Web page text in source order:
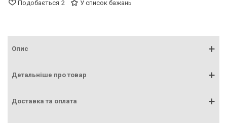
Подобається 2 У список бажань
Опис
Детальніше про товар
Доставка та оплата